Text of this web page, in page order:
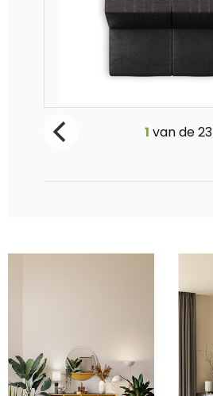
Zembla, 2-zits arm rechts
Vanaf €849
- 0
1 van de23